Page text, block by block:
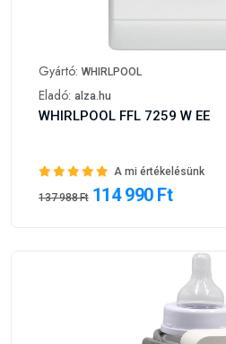
Gyártó: WHIRLPOOL
Eladó: alza.hu
WHIRLPOOL FFL 7259 W EE
A mi értékelésünk
137 988 Ft 114 990 Ft